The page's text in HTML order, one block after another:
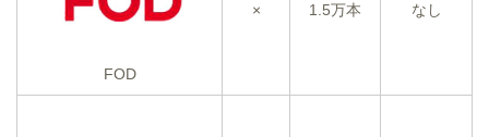
FOD
× 1.5万本 なし